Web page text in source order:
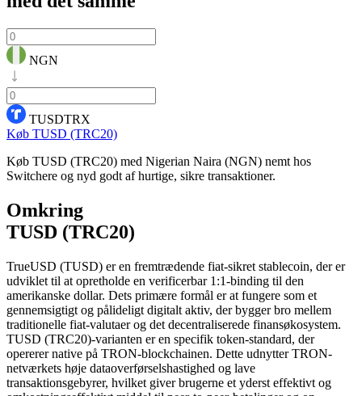
NGN
TUSDTRX
Køb TUSD (TRC20)
Køb TUSD (TRC20) med Nigerian Naira (NGN) nemt hos
Switchere og nyd godt af hurtige, sikre transaktioner.
Omkring
TUSD (TRC20)
TrueUSD (TUSD) er en fremtrædende fiat-sikret stablecoin, der er
udviklet til at opretholde en verificerbar 1:1-binding til den
amerikanske dollar. Dets primære formål er at fungere som et
gennemsigtigt og pålideligt digitalt aktiv, der bygger bro mellem
traditionelle fiat-valutaer og det decentraliserede finansøkosystem.
TUSD (TRC20)-varianten er en specifik token-standard, der
opererer native på TRON-blockchainen. Dette udnytter TRON-
netværkets høje dataoverførselshastighed og lave
transaktionsgebyrer, hvilket giver brugerne et yderst effektivt og